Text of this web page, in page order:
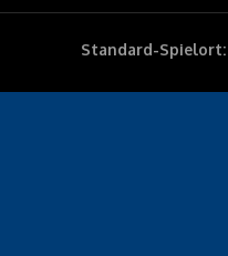
Standard-Spielort: